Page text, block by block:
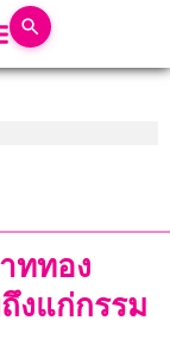
ททอง
งแก่กรรม